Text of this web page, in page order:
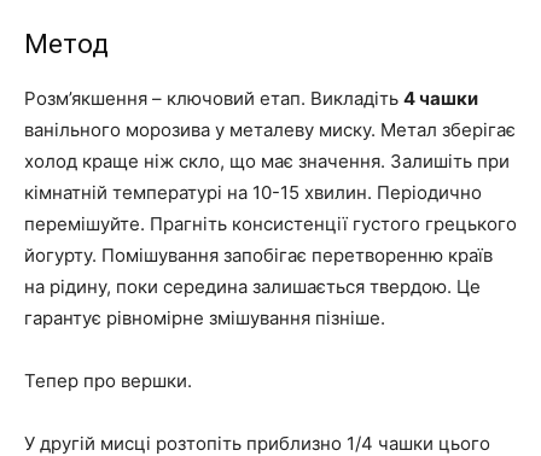
Метод
Розм’якшення – ключовий етап. Викладіть 4 чашки
ванільного морозива у металеву миску. Метал зберігає
холод краще ніж скло, що має значення. Залишіть при
кімнатній температурі на 10-15 хвилин. Періодично
перемішуйте. Прагніть консистенції густого грецького
йогурту. Помішування запобігає перетворенню країв
на рідину, поки середина залишається твердою. Це
гарантує рівномірне змішування пізніше.
Тепер про вершки.
У другій мисці розтопіть приблизно 1/4 чашки цього